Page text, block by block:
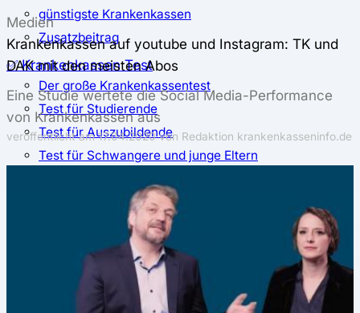
günstigste Krankenkassen
Zusatzbeitrag
✅ Krankenkassen Test
Der große Krankenkassentest
Test für Studierende
Test für Auszubildende
Test für Schwangere und junge Eltern
⚖️ Vergleich & Rechner
Krankenkassenvergleich
Krankenkassenrechner
↔ Wechsel
Krankenkassenwechsel
Medien
Krankenkassen auf youtube und Instagram: TK und
DAK mit den meisten Abos
Eine Studie wertete die Social Media-Performance
von Krankenkassen aus
veröffentlicht am17.04.2020von Redaktion krankenkasseninfo.de